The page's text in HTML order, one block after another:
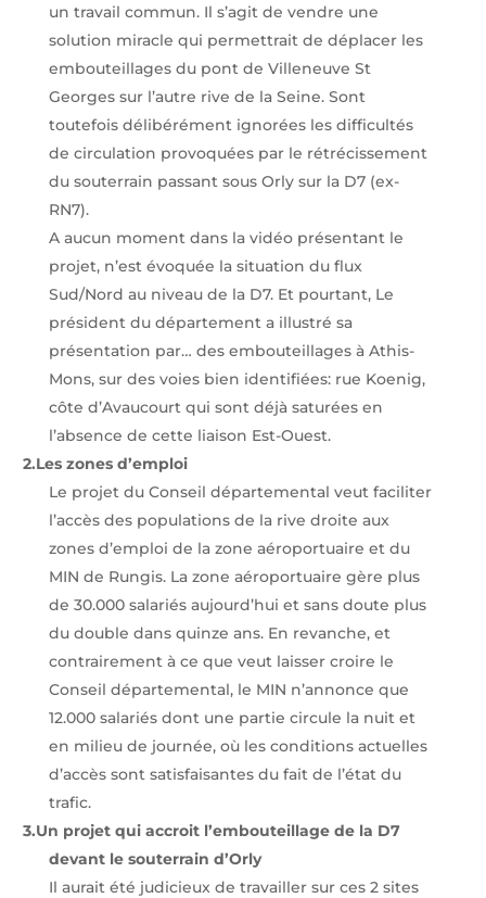
un travail commun. Il s’agit de vendre une
solution miracle qui permettrait de déplacer les
embouteillages du pont de Villeneuve St
Georges sur l’autre rive de la Seine. Sont
toutefois délibérément ignorées les difficultés
de circulation provoquées par le rétrécissement
du souterrain passant sous Orly sur la D7 (ex-
RN7).
A aucun moment dans la vidéo présentant le
projet, n’est évoquée la situation du flux
Sud/Nord au niveau de la D7. Et pourtant, Le
président du département a illustré sa
présentation par… des embouteillages à Athis-
Mons, sur des voies bien identifiées: rue Koenig,
côte d’Avaucourt qui sont déjà saturées en
l’absence de cette liaison Est-Ouest.
2.Les zones d’emploi
Le projet du Conseil départemental veut faciliter
l’accès des populations de la rive droite aux
zones d’emploi de la zone aéroportuaire et du
MIN de Rungis. La zone aéroportuaire gère plus
de 30.000 salariés aujourd’hui et sans doute plus
du double dans quinze ans. En revanche, et
contrairement à ce que veut laisser croire le
Conseil départemental, le MIN n’annonce que
12.000 salariés dont une partie circule la nuit et
en milieu de journée, où les conditions actuelles
d’accès sont satisfaisantes du fait de l’état du
trafic.
3.Un projet qui accroit l’embouteillage de la D7
devant le souterrain d’Orly
Il aurait été judicieux de travailler sur ces 2 sites